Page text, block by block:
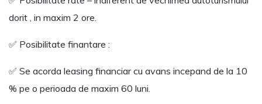
dorit , in maxim 2 ore.
✅ Posibilitate finantare :
✅ Se acorda leasing financiar cu avans incepand de la 10
% pe o perioada de maxim 60 luni.